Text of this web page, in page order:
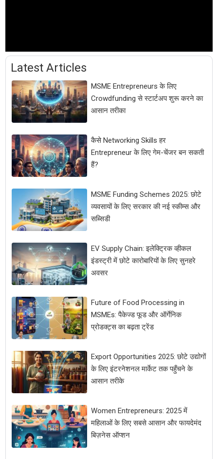
Latest Articles
MSME Entrepreneurs के लिए
Crowdfunding से स्टार्टअप शुरू करने का
आसान तरीका
कैसे Networking Skills हर
Entrepreneur के लिए गेम-चेंजर बन सकती
हैं?
MSME Funding Schemes 2025: छोटे
व्यवसायों के लिए सरकार की नई स्कीम्स और
सब्सिडी
EV Supply Chain: इलेक्ट्रिक व्हीकल
इंडस्ट्री में छोटे कारोबारियों के लिए सुनहरे
अवसर
Future of Food Processing in
MSMEs: पैकेज्ड फूड और ऑर्गेनिक
प्रोडक्ट्स का बढ़ता ट्रेंड
Export Opportunities 2025: छोटे उद्योगों
के लिए इंटरनेशनल मार्केट तक पहुँचने के
आसान तरीके
Women Entrepreneurs: 2025 में
महिलाओं के लिए सबसे आसान और फायदेमंद
बिज़नेस ऑप्शन